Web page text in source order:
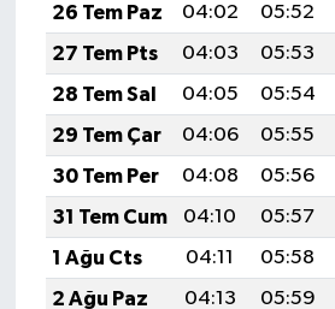
26 Tem Paz
04:02 05:52
27 Tem Pts
04:03 05:53
28 Tem Sal
04:05 05:54
29 Tem Çar
04:06 05:55
30 Tem Per
04:08 05:56
31 Tem Cum
04:10 05:57
1 Ağu Cts
04:11 05:58
2 Ağu Paz
04:13 05:59